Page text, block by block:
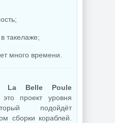
такелаже;
много времени.
La Belle Poule
проект уровня
подойдёт
сборки кораблей.